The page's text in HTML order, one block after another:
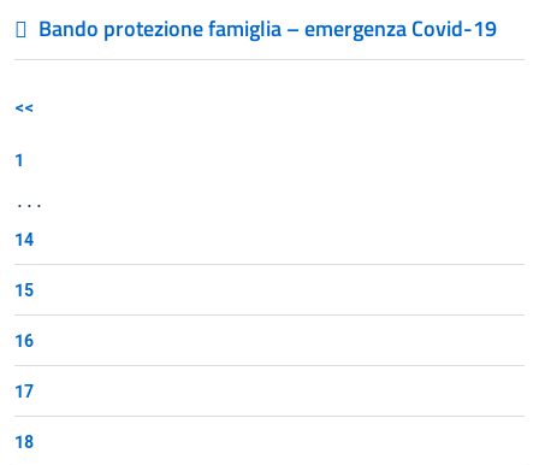
Bando protezione famiglia – emergenza Covid-19
<<
1
...
14
15
16
17
18